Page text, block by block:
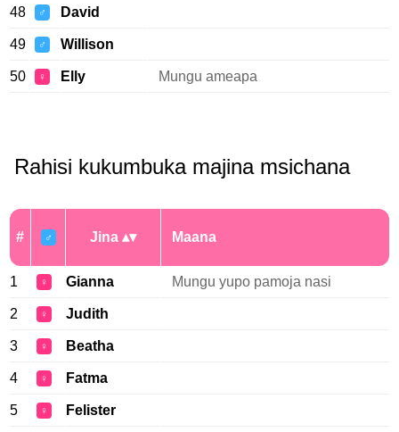
48 ♂ David
49 ♂ Willison
50 ♀ Elly Mungu ameapa
Rahisi kukumbuka majina msichana
# ♂ Jina Maana
1 ♀ Gianna Mungu yupo pamoja nasi
2 ♀ Judith
3 ♀ Beatha
4 ♀ Fatma
5 ♀ Felister